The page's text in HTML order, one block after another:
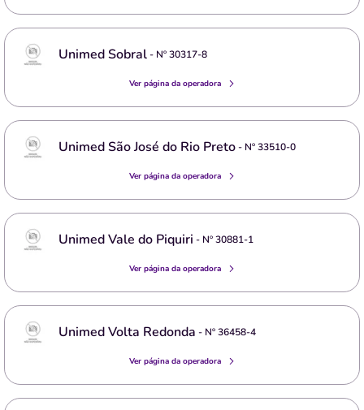
Unimed Sobral- Nº30317-8
Ver página da operadora
Unimed São José do Rio Preto- Nº33510-0
Ver página da operadora
Unimed Vale do Piquiri - Nº30881-1
Ver página da operadora
Unimed Volta Redonda - Nº36458-4
Ver página da operadora